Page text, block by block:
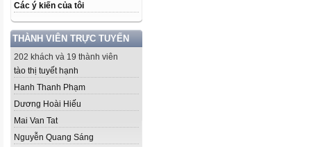
Các ý kiến của tôi
THÀNH VIÊN TRỰC TUYẾN
202 khách và 19 thành viên
tào thị tuyết hạnh
Hanh Thanh Phạm
Dương Hoài Hiếu
Mai Van Tat
Nguyễn Quang Sáng